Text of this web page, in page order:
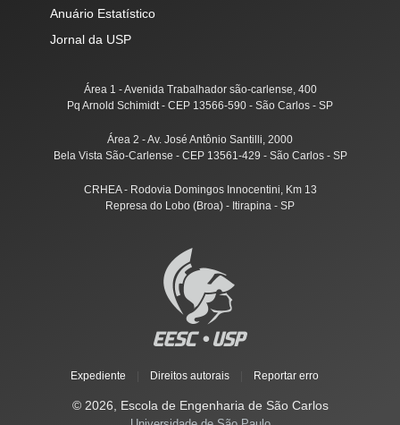
Anuário Estatístico
Jornal da USP
Área 1 - Avenida Trabalhador são-carlense, 400
Pq Arnold Schimidt - CEP 13566-590 - São Carlos - SP
Área 2 - Av. José Antônio Santilli, 2000
Bela Vista São-Carlense - CEP 13561-429 - São Carlos - SP
CRHEA - Rodovia Domingos Innocentini, Km 13
Represa do Lobo (Broa) - Itirapina - SP
Expediente Direitos autorais Reportar erro
© 2026, Escola de Engenharia de São Carlos